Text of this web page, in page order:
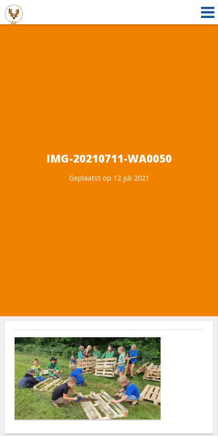
IMG-20210711-WA0050
Geplaatst op 12 juli 2021